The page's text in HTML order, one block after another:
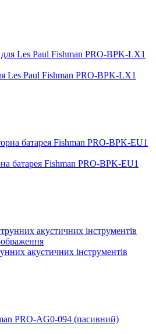
Les Paul Fishman PRO-BPK-LX1
батарея Fishman PRO-BPK-EU1
акустичних інструментів